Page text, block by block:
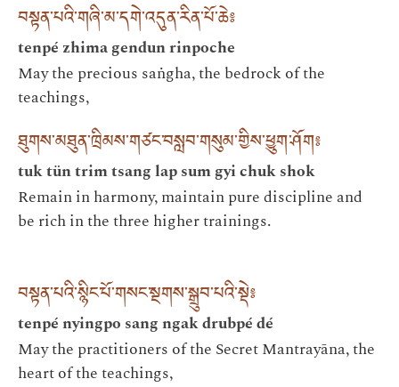
བསྟན་པའི་གཞི་མ་དགེ་འདུན་རིན་པོ་ཆེ༔
tenpé zhima gendun rinpoche
May the precious saṅgha, the bedrock of the
teachings,
ཐུགས་མཐུན་ཁྲིམས་གཙང་བསླབ་གསུམ་གྱིས་ཕྱུག་ཤོག༔
tuk tün trim tsang lap sum gyi chuk shok
Remain in harmony, maintain pure discipline and
be rich in the three higher trainings.
བསྟན་པའི་སྙིང་པོ་གསང་སྔགས་སྒྲུབ་པའི་སྡེ༔
tenpé nyingpo sang ngak drubpé dé
May the practitioners of the Secret Mantrayāna, the
heart of the teachings,